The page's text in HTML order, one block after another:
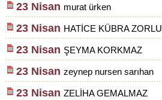
23 Nisan murat ürken
23 Nisan HATİCE KÜBRA ZORLU
23 Nisan ŞEYMA KORKMAZ
23 Nisan zeynep nursen sarıhan
23 Nisan ZELİHA GEMALMAZ